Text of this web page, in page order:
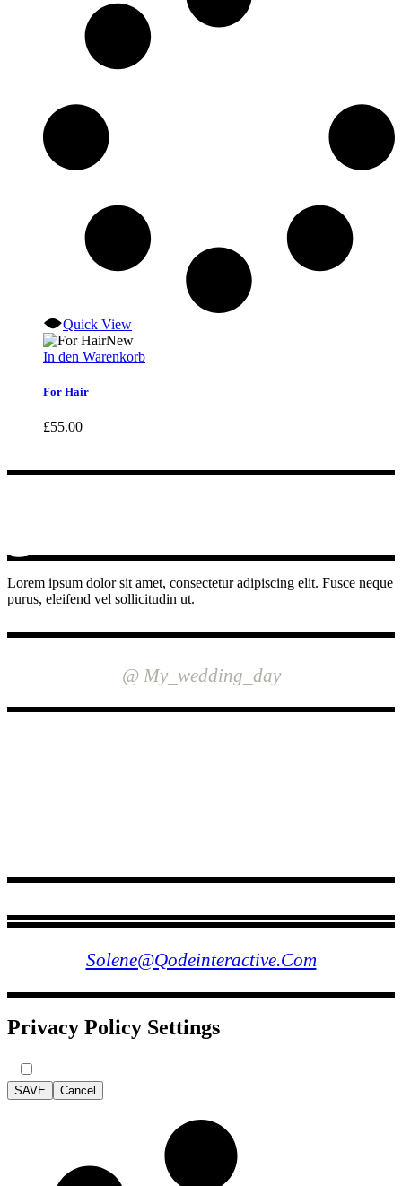
Quick View
New
In den Warenkorb
For Hair
£55.00
Lorem ipsum dolor sit amet, consectetur adipiscing elit. Fusce neque
purus, eleifend vel sollicitudin ut.
@ My_wedding_day
Solene@qodeinteractive.com
Privacy Policy Settings
SAVE Cancel